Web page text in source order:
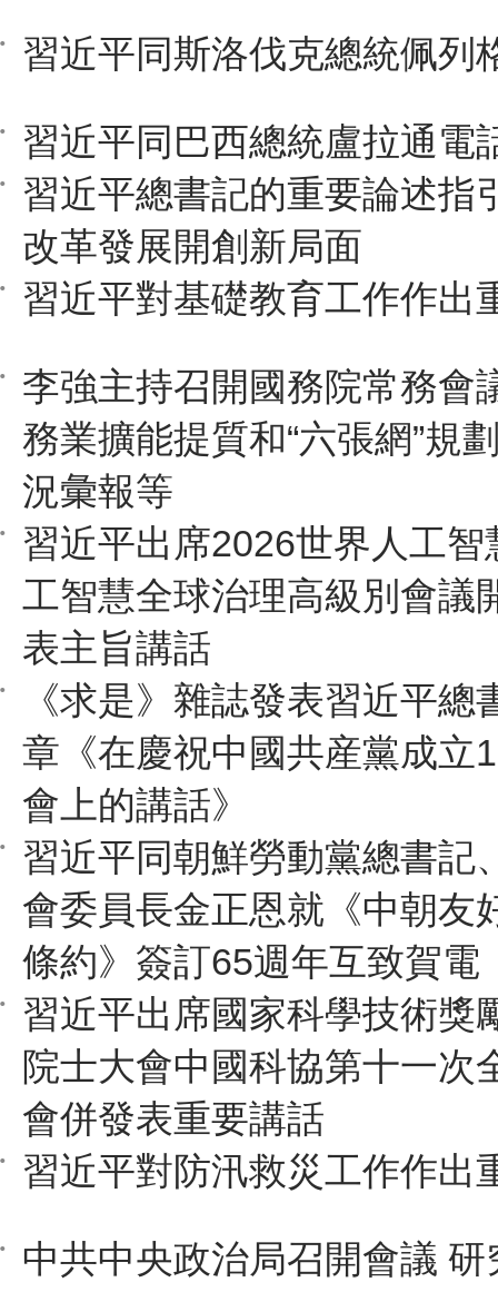
習近平同斯洛伐克總統佩列
習近平同巴西總統盧拉通電
習近平總書記的重要論述指
改革發展開創新局面
習近平對基礎教育工作作出
李強主持召開國務院常務會
務業擴能提質和“六張網”規
況彙報等
習近平出席2026世界人工智
工智慧全球治理高級別會議
表主旨講話
《求是》雜誌發表習近平總
章《在慶祝中國共産黨成立
會上的講話》
習近平同朝鮮勞動黨總書記
會委員長金正恩就《中朝友
條約》簽訂65週年互致賀電
習近平出席國家科學技術獎
院士大會中國科協第十一次
會併發表重要講話
習近平對防汛救災工作作出
中共中央政治局召開會議